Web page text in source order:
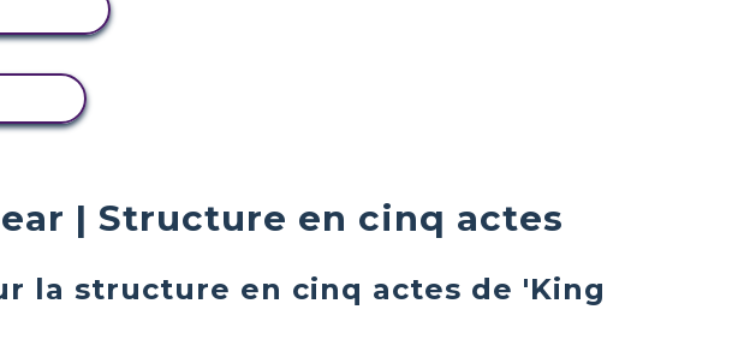
| Structure en cinq actes
la structure en cinq actes de 'King